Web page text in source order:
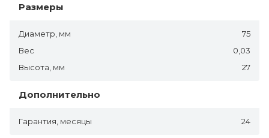
Размеры
Диаметр, мм
75
Вес
0,03
Высота, мм
27
Дополнительно
Гарантия, месяцы 24